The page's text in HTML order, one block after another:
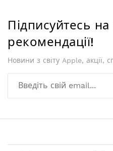
Підписуйтесь
рекомендації!
Новини з світу Apple, акції,